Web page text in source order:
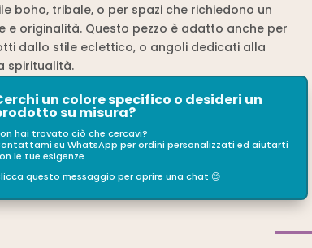
boho, tribale, o per spazi che richiedono un
e originalità. Questo pezzo è adatto anche per
dallo stile eclettico, o angoli dedicati alla
spiritualità.
un colore specifico o desideri un
su misura?
hai trovato ciò che cercavi?
su WhatsApp per ordini personalizzati ed aiutarti
le tue esigenze.
questo messaggio per aprire una chat 😊